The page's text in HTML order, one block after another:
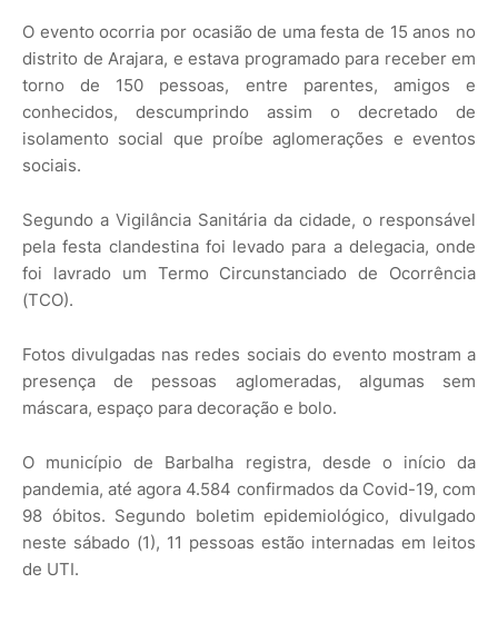
O evento ocorria por ocasião de uma festa de 15 anos no
distrito de Arajara, e estava programado para receber em
torno de 150 pessoas, entre parentes, amigos e
conhecidos, descumprindo assim o decretado de
isolamento social que proíbe aglomerações e eventos
sociais.
Segundo a Vigilância Sanitária da cidade, o responsável
pela festa clandestina foi levado para a delegacia, onde
foi lavrado um Termo Circunstanciado de Ocorrência
(TCO).
Fotos divulgadas nas redes sociais do evento mostram a
presença de pessoas aglomeradas, algumas sem
máscara, espaço para decoração e bolo.
O município de Barbalha registra, desde o início da
pandemia, até agora 4.584 confirmados da Covid-19, com
98 óbitos. Segundo boletim epidemiológico, divulgado
neste sábado (1), 11 pessoas estão internadas em leitos
de UTI.